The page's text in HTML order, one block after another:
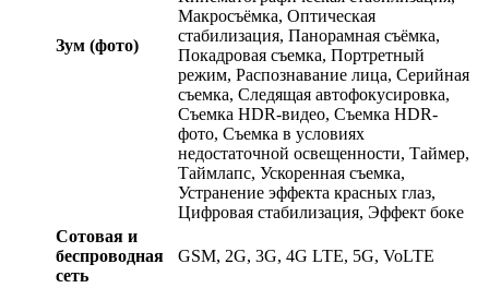
Зум (фото)
Макросъёмка, Оптическая
стабилизация, Панорамная съёмка,
Покадровая съемка, Портретный
режим, Распознавание лица, Серийная
съемка, Следящая автофокусировка,
Съемка HDR-видео, Съемка HDR-
фото, Съемка в условиях
недостаточной освещенности, Таймер,
Таймлапс, Ускоренная съемка,
Устранение эффекта красных глаз,
Цифровая стабилизация, Эффект боке
Сотовая и
беспроводная
сеть
GSM, 2G, 3G, 4G LTE, 5G, VoLTE